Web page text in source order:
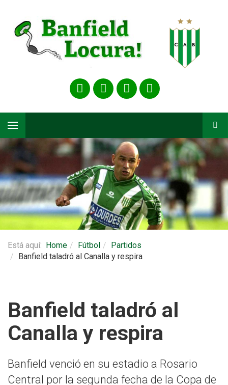
Está aquí: Home Fútbol
Partidos
Banfield taladró al Canalla y respira
Banfield taladró al
Canalla y respira
Banfield venció en su estadio a Rosario
Central por la segunda fecha de la Copa de